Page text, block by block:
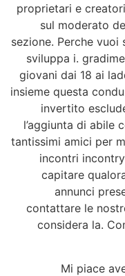
proprietari e
sul moderato
sezione. Perche vuoi
sviluppa i.
giovani dai 18 ai
insieme questa
invertito
l’aggiunta di abile
tantissimi amici per
incontri
capitare
annunci
contattare le
considera la.
Mi piace